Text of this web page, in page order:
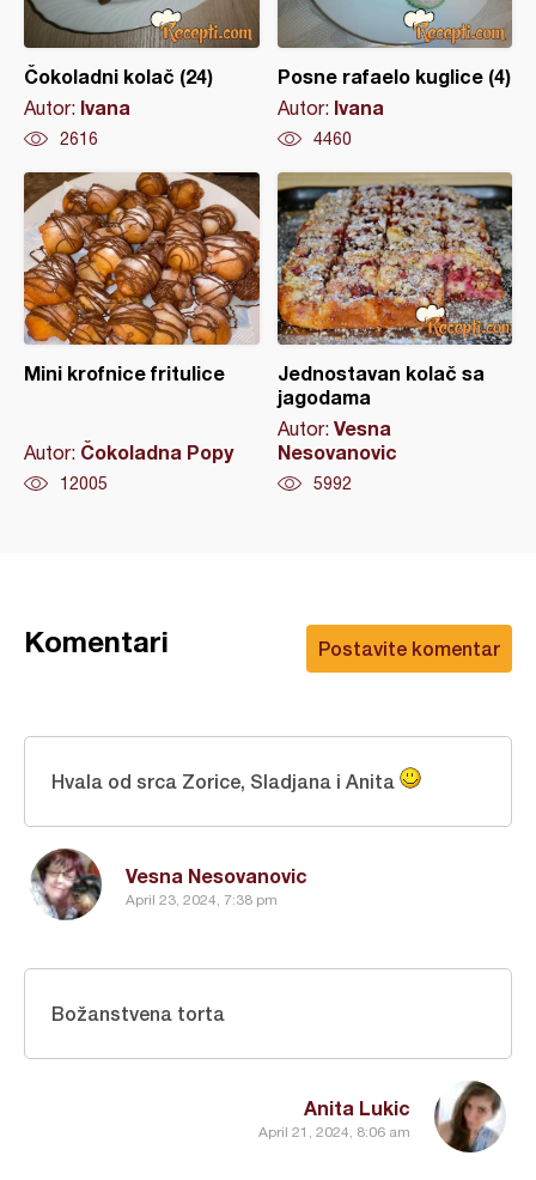
Čokoladni kolač (24)
Autor: Ivana
2616
Posne rafaelo kuglice (4)
Autor: Ivana
4460
Mini krofnice fritulice
Autor: Čokoladna Popy
12005
Jednostavan kolač sa
jagodama
Autor: Vesna
Nesovanovic
5992
Postavite komentar
Komentari
Vesna Nesovanovic
April 23, 2024, 7:38 pm
Hvala od srca Zorice, Sladjana i Anita
Anita Lukic
April 21, 2024, 8:06 am
Božanstvena torta